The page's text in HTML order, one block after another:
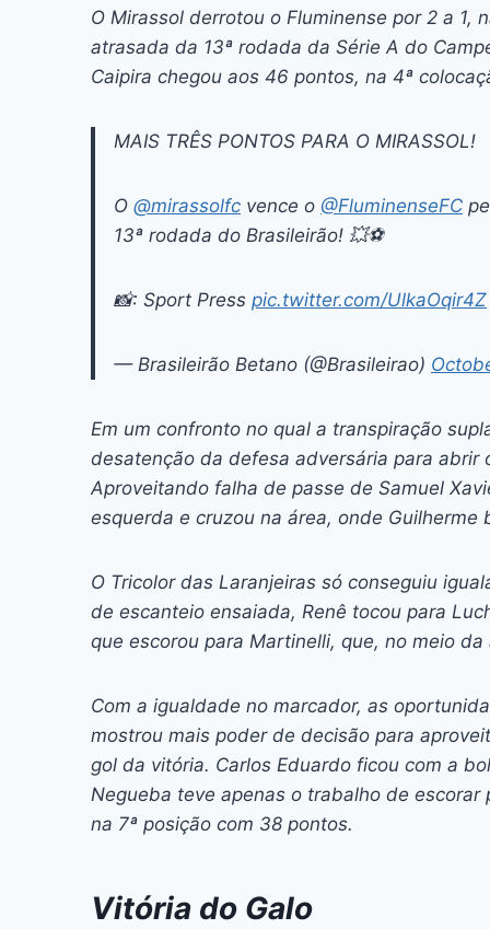
c
e
b
o
k
s
s
e
n
g
er
at
s
A
p
e
a
d
itt
er
er
e
st
k
e
dI
l
O Mirassol derrotou o Fluminense por 2 a
atrasada da 13ª rodada da Série A do
Caipira chegou aos 46 pontos, na 4ª
MAIS TRÊS PONTOS PARA O MIRASSOL!
O @mirassolfc vence o @FluminenseFC
13ª rodada do Brasileirão! 💥⚽️
📸: Sport Press pic.twitter.com/UlkaOqir4Z
— Brasileirão Betano (@Brasileirao)
Em um confronto no qual a transpiração
desatenção da defesa adversária para abrir
Aproveitando falha de passe de Samuel
esquerda e cruzou na área, onde
O Tricolor das Laranjeiras só conseguiu
de escanteio ensaiada, Renê tocou para
que escorou para Martinelli, que, no meio
Com a igualdade no marcador, as
mostrou mais poder de decisão para
gol da vitória. Carlos Eduardo ficou com a
Negueba teve apenas o trabalho de
na 7ª posição com 38 pontos.
Vitória do Galo